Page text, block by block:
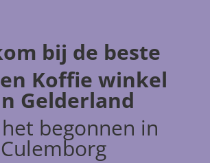
bij de beste
Koffie winkel
Gelderland
begonnen in
Culemborg